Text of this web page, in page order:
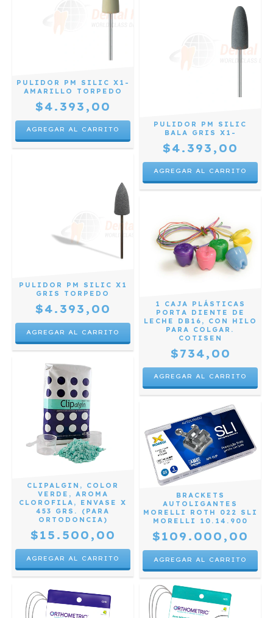
PULIDOR PM SILIC X1-
AMARILLO TORPEDO
$4.393,00
PULIDOR PM SILIC
BALA GRIS X1-
$4.393,00
PULIDOR PM SILIC X1
GRIS TORPEDO
$4.393,00
1 CAJA PLÁSTICAS
PORTA DIENTE DE
LECHE DB16, CON HILO
PARA COLGAR.
COTISEN
$734,00
CLIPALGIN, COLOR
VERDE, AROMA
CLOROFILA, ENVASE X
453 GRS. (PARA
ORTODONCIA)
$15.500,00
BRACKETS
AUTOLIGANTES
MORELLI ROTH 022 SLI
MORELLI 10.14.900
$109.000,00